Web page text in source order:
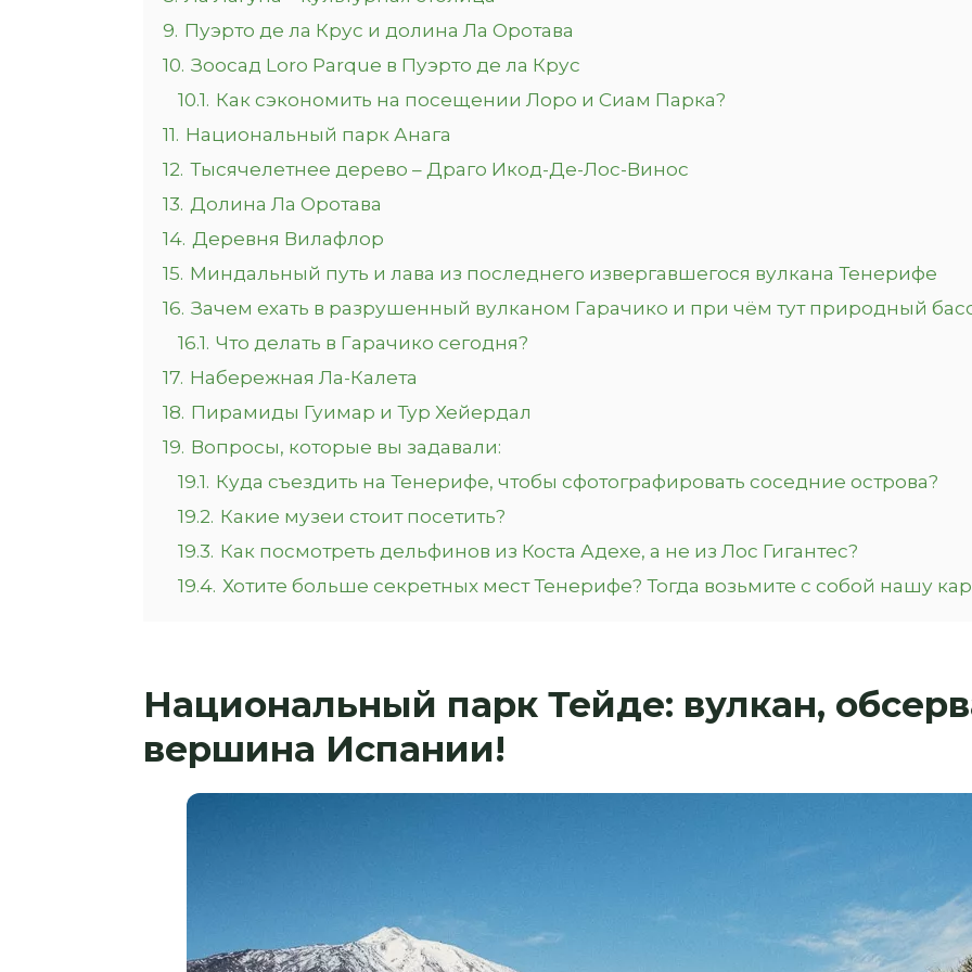
9. Пуэрто де ла Крус и долина Ла Оротава
10. Зоосад Loro Parque в Пуэрто де ла Крус
10.1. Как сэкономить на посещении Лоро и Сиам Парка?
11. Национальный парк Анага
12. Тысячелетнее дерево – Драго Икод-Де-Лос-Винос
13. Долина Ла Оротава
14. Деревня Вилафлор
15. Миндальный путь и лава из последнего извергавшегося вулкана Тенерифе
16. Зачем ехать в разрушенный вулканом Гарачико и при чём тут природный
16.1. Что делать в Гарачико сегодня?
17. Набережная Ла-Калета
18. Пирамиды Гуимар и Тур Хейердал
19. Вопросы, которые вы задавали:
19.1. Куда съездить на Тенерифе, чтобы сфотографировать соседние острова?
19.2. Какие музеи стоит посетить?
19.3. Как посмотреть дельфинов из Коста Адехе, а не из Лос Гигантес?
19.4. Хотите больше секретных мест Тенерифе? Тогда возьмите с собой нашу
Национальный парк Тейде: вулкан,
вершина Испании!